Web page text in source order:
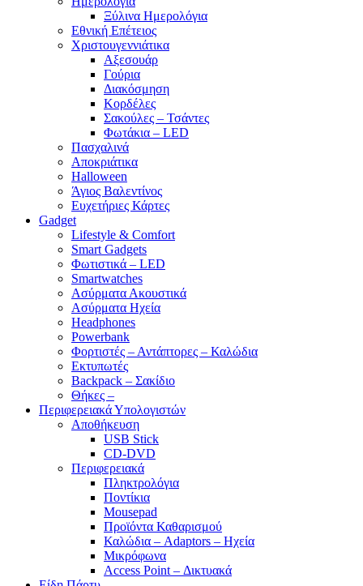
Ξύλινα Ημερολόγια
Εθνική Επέτειος
Χριστουγεννιάτικα
Αξεσουάρ
Γούρια
Διακόσμηση
Κορδέλες
Σακούλες – Τσάντες
Φωτάκια – LED
Πασχαλινά
Αποκριάτικα
Halloween
Άγιος Βαλεντίνος
Ευχετήριες Κάρτες
Gadget
Lifestyle & Comfort
Smart Gadgets
Φωτιστικά – LED
Smartwatches
Ασύρματα Ακουστικά
Ασύρματα Ηχεία
Headphones
Powerbank
Φορτιστές – Αντάπτορες – Καλώδια
Εκτυπωτές
Backpack – Σακίδιο
Θήκες –
Περιφερειακά Υπολογιστών
Αποθήκευση
USB Stick
CD-DVD
Περιφερειακά
Πληκτρολόγια
Ποντίκια
Mousepad
Προϊόντα Καθαρισμού
Καλώδια – Adaptors – Ηχεία
Μικρόφωνα
Access Point – Δικτυακά